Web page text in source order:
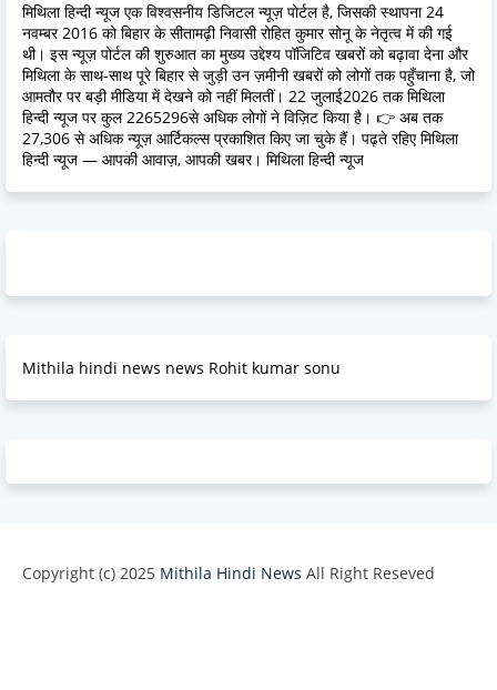
मिथिला हिन्दी न्यूज एक विश्वसनीय डिजिटल न्यूज़ पोर्टल है, जिसकी स्थापना 24
नवम्बर 2016 को बिहार के सीतामढ़ी निवासी रोहित कुमार सोनू के नेतृत्व में की गई
थी। इस न्यूज़ पोर्टल की शुरुआत का मुख्य उद्देश्य पॉजिटिव खबरों को बढ़ावा देना और
मिथिला के साथ-साथ पूरे बिहार से जुड़ी उन ज़मीनी खबरों को लोगों तक पहुँचाना है, जो
आमतौर पर बड़ी मीडिया में देखने को नहीं मिलतीं। 22 जुलाई2026 तक मिथिला
हिन्दी न्यूज पर कुल 2265296से अधिक लोगों ने विज़िट किया है। 👉 अब तक
27,306 से अधिक न्यूज़ आर्टिकल्स प्रकाशित किए जा चुके हैं। पढ़ते रहिए मिथिला
हिन्दी न्यूज — आपकी आवाज़, आपकी खबर। मिथिला हिन्दी न्यूज
Mithila hindi news news Rohit kumar sonu
Copyright (c) 2025 Mithila Hindi News All Right Reseved